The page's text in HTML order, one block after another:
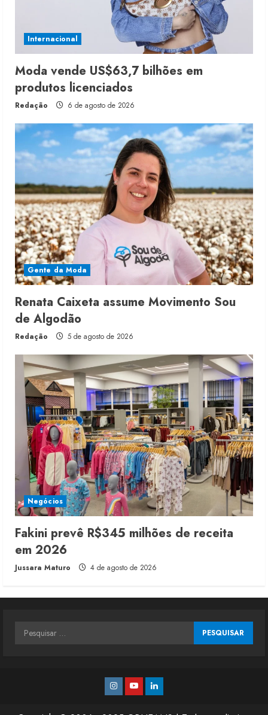
Internacional
Moda vende US$63,7 bilhões em
produtos licenciados
Redação 6 de agosto de 2026
Gente da Moda
Renata Caixeta assume Movimento Sou
de Algodão
Redação 5 de agosto de 2026
Negócios
Fakini prevê R$345 milhões de receita
em 2026
Jussara Maturo 4 de agosto de 2026
Pesquisar
Instagram
YoutubeLinkedin